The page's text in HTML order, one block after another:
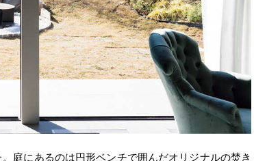
庭にあるのは円形ベンチで囲んだオリジナルの焚き